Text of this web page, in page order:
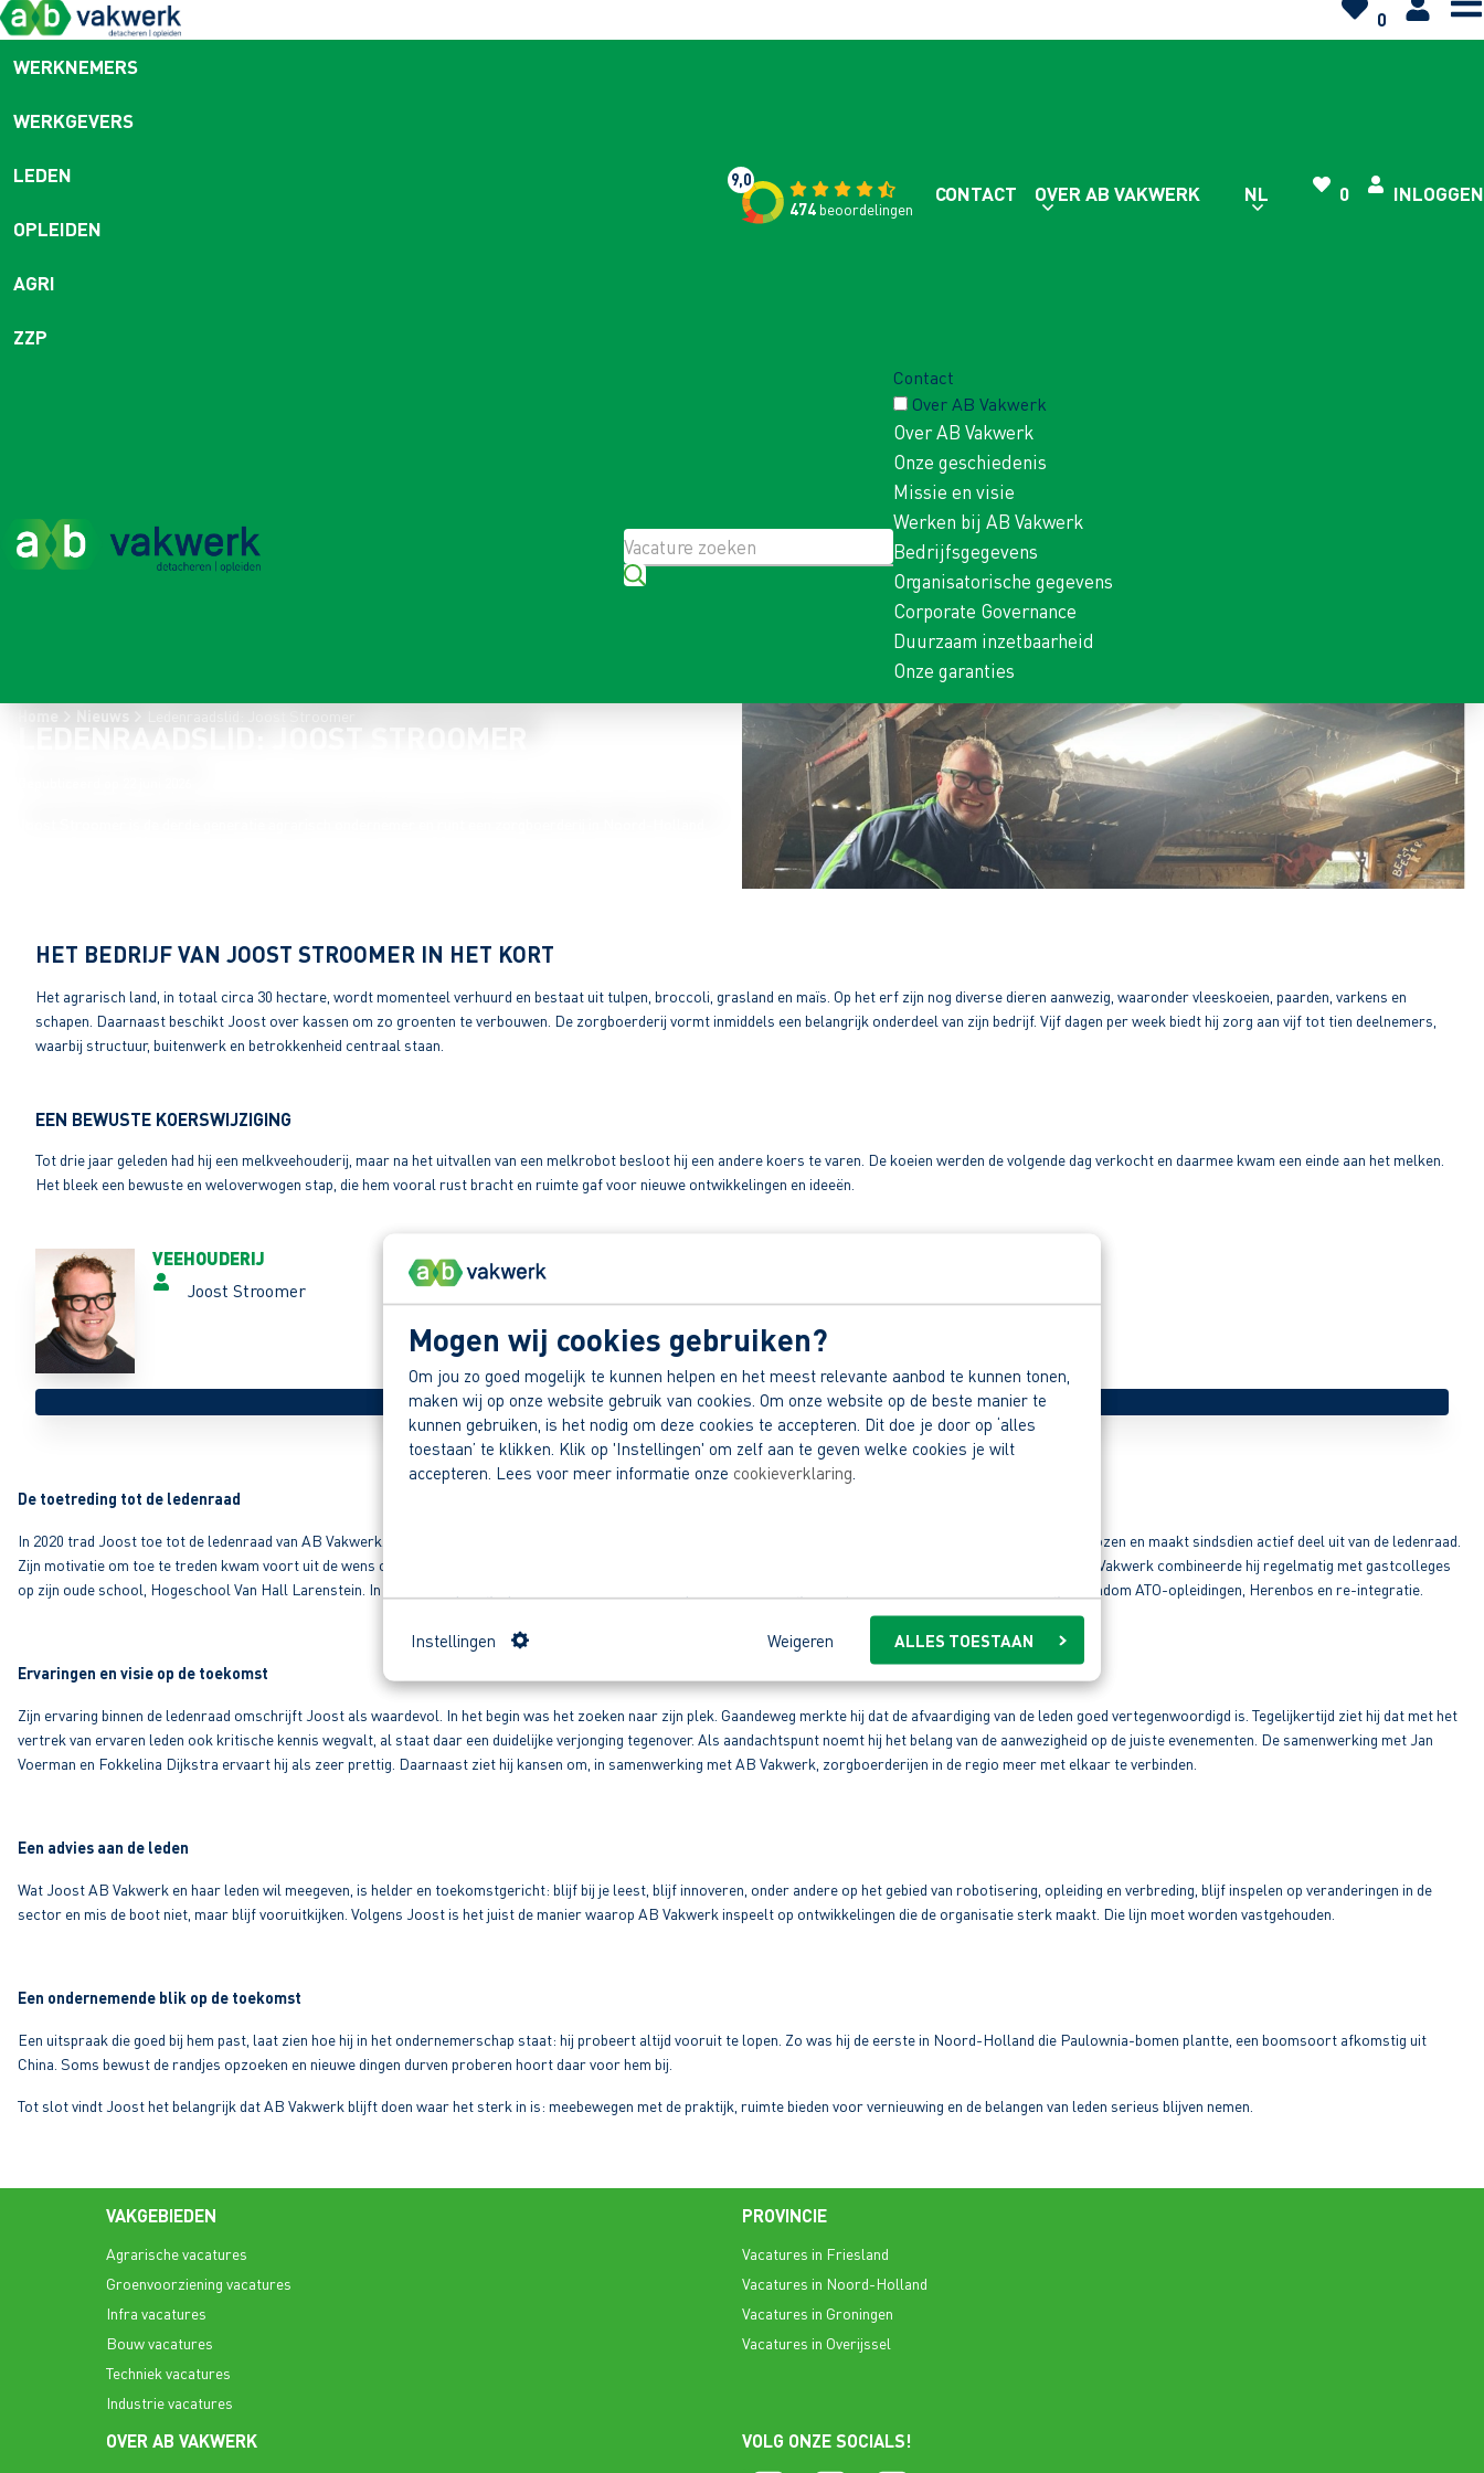
Mogen wij cookies gebruiken?
Om jou zo goed mogelijk te kunnen helpen en het meest relevante aanbod te kunnen tonen,
maken wij op onze website gebruik van cookies. Om onze website op de beste manier te
kunnen gebruiken, is het nodig om deze cookies te accepteren. Dit doe je door op ‘alles
toestaan’ te klikken. Klik op 'Instellingen' om zelf aan te geven welke cookies je wilt
accepteren. Lees voor meer informatie onze cookieverklaring.
Instellingen Weigeren ALLES TOESTAAN
0
WERKNEMERS
WERKGEVERS
LEDEN
OPLEIDEN
AGRI
ZZP
9,0
474beoordelingen
CONTACT OVER AB VAKWERK NL 0 INLOGGEN
Contact
Over AB Vakwerk
Over AB Vakwerk
Onze geschiedenis
Missie en visie
Werken bij AB Vakwerk
Bedrijfsgegevens
Organisatorische gegevens
Corporate Governance
Duurzaam inzetbaarheid
Onze garanties
Home Nieuws
LEDENRAADSLID: JOOST STROOMER
HET BEDRIJF VAN JOOST STROOMER IN HET KORT
Het agrarisch land, in totaal circa 30 hectare, wordt momenteel verhuurd en bestaat uit tulpen, broccoli, grasland en maïs. Op het erf zijn nog diverse dieren aanwezig, waaronder vleeskoeien, paarden, varkens en
schapen. Daarnaast beschikt Joost over kassen om zo groenten te verbouwen. De zorgboerderij vormt inmiddels een belangrijk onderdeel van zijn bedrijf. Vijf dagen per week biedt hij zorg aan vijf tot tien deelnemers,
waarbij structuur, buitenwerk en betrokkenheid centraal staan.
EEN BEWUSTE KOERSWIJZIGING
Tot drie jaar geleden had hij een melkveehouderij, maar na het uitvallen van een melkrobot besloot hij een andere koers te varen. De koeien werden de volgende dag verkocht en daarmee kwam een einde aan het melken.
Het bleek een bewuste en weloverwogen stap, die hem vooral rust bracht en ruimte gaf voor nieuwe ontwikkelingen en ideeën.
VEEHOUDERIJ
Joost Stroomer
STEL EEN VRAAG
De toetreding tot de ledenraad
In 2020 trad Joost toe tot de ledenraad van AB Vakwerk. Zonder eerdere sollicitatie-ervaring besloot hij het gewoon te proberen. De stap pakte goed uit: hij werd gekozen en maakt sindsdien actief deel uit van de ledenraad.
Zijn motivatie om toe te treden kwam voort uit de wens om met andere ondernemers in contact te komen en zijn blik te verbreden. De activiteiten en uitstappen via AB Vakwerk combineerde hij regelmatig met gastcolleges
op zijn oude school, Hogeschool Van Hall Larenstein. In de tussentijd zag hij AB Vakwerk ook inhoudelijk veranderen en groeien, onder andere door ontwikkelingen rondom ATO-opleidingen, Herenbos en re-integratie.
Ervaringen en visie op de toekomst
Zijn ervaring binnen de ledenraad omschrijft Joost als waardevol. In het begin was het zoeken naar zijn plek. Gaandeweg merkte hij dat de afvaardiging van de leden goed vertegenwoordigd is. Tegelijkertijd ziet hij dat met het
vertrek van ervaren leden ook kritische kennis wegvalt, al staat daar een duidelijke verjonging tegenover. Als aandachtspunt noemt hij het belang van de aanwezigheid op de juiste evenementen. De samenwerking met Jan
Voerman en Fokkelina Dijkstra ervaart hij als zeer prettig. Daarnaast ziet hij kansen om, in samenwerking met AB Vakwerk, zorgboerderijen in de regio meer met elkaar te verbinden.
Een advies aan de leden
Wat Joost AB Vakwerk en haar leden wil meegeven, is helder en toekomstgericht: blijf bij je leest, blijf innoveren, onder andere op het gebied van robotisering, opleiding en verbreding, blijf inspelen op veranderingen in de
sector en mis de boot niet, maar blijf vooruitkijken. Volgens Joost is het juist de manier waarop AB Vakwerk inspeelt op ontwikkelingen die de organisatie sterk maakt. Die lijn moet worden vastgehouden.
Een ondernemende blik op de toekomst
Een uitspraak die goed bij hem past, laat zien hoe hij in het ondernemerschap staat: hij probeert altijd vooruit te lopen. Zo was hij de eerste in Noord-Holland die Paulownia-bomen plantte, een boomsoort afkomstig uit
China. Soms bewust de randjes opzoeken en nieuwe dingen durven proberen hoort daar voor hem bij.
Tot slot vindt Joost het belangrijk dat AB Vakwerk blijft doen waar het sterk in is: meebewegen met de praktijk, ruimte bieden voor vernieuwing en de belangen van leden serieus blijven nemen.
VAKGEBIEDEN
Agrarische vacatures
Groenvoorziening vacatures
Infra vacatures
Bouw vacatures
Techniek vacatures
Industrie vacatures
PROVINCIE
Vacatures in Friesland
Vacatures in Noord-Holland
Vacatures in Groningen
Vacatures in Overijssel
OVER AB VAKWERK VOLG ONZE SOCIALS!